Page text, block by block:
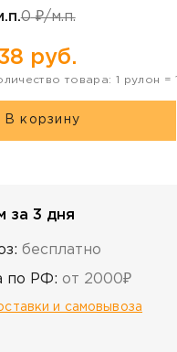
0₽/м.п.
руб.
товара: 1 рулон =
В корзину
за 3 дня
бесплатно
по РФ: от 2000₽
и самовывоза